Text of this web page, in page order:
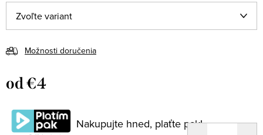
Možnosti doručenia
od€4
cena:
Nakupujte hned, plaťte pak!